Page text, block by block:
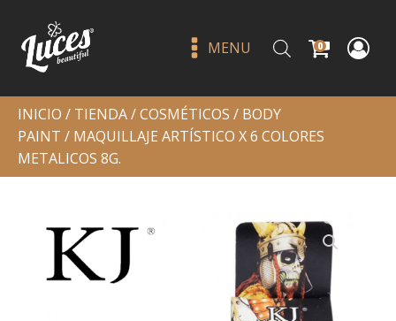
MENU 0
INICIO / TIENDA/COSMÉTICOS / BODY
PAINT / MAQUILLAJE ARTÍSTICO X 6 COLORES
METALICOS 8G.
Flawless stay liquid contour
sculpt up - beauty creations